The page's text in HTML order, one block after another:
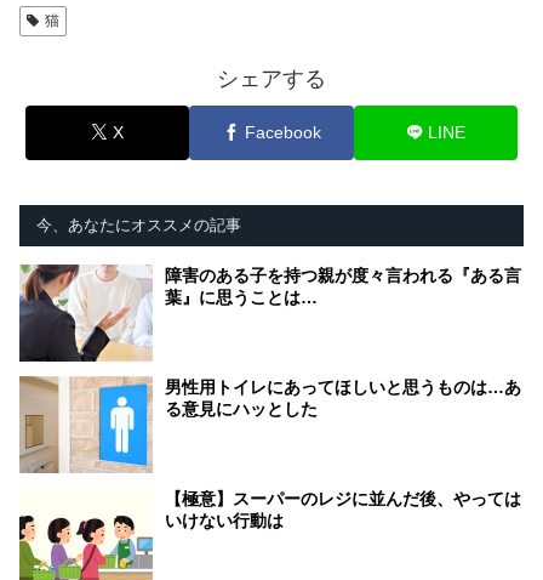
猫
シェアする
X Facebook LINE
今、あなたにオススメの記事
障害のある子を持つ親が度々言われる『ある言
葉』に思うことは…
男性用トイレにあってほしいと思うものは…あ
る意見にハッとした
【極意】スーパーのレジに並んだ後、やっては
いけない行動は